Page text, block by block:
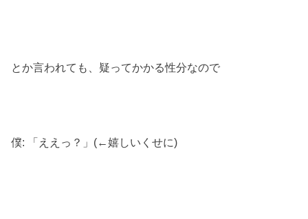
とか言われても、疑ってかかる性分なので
僕: 「ええっ？」(←嬉しいくせに)